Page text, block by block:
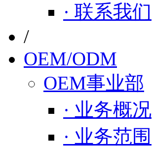
· 联系我们
/
OEM/ODM
OEM事业部
· 业务概况
· 业务范围